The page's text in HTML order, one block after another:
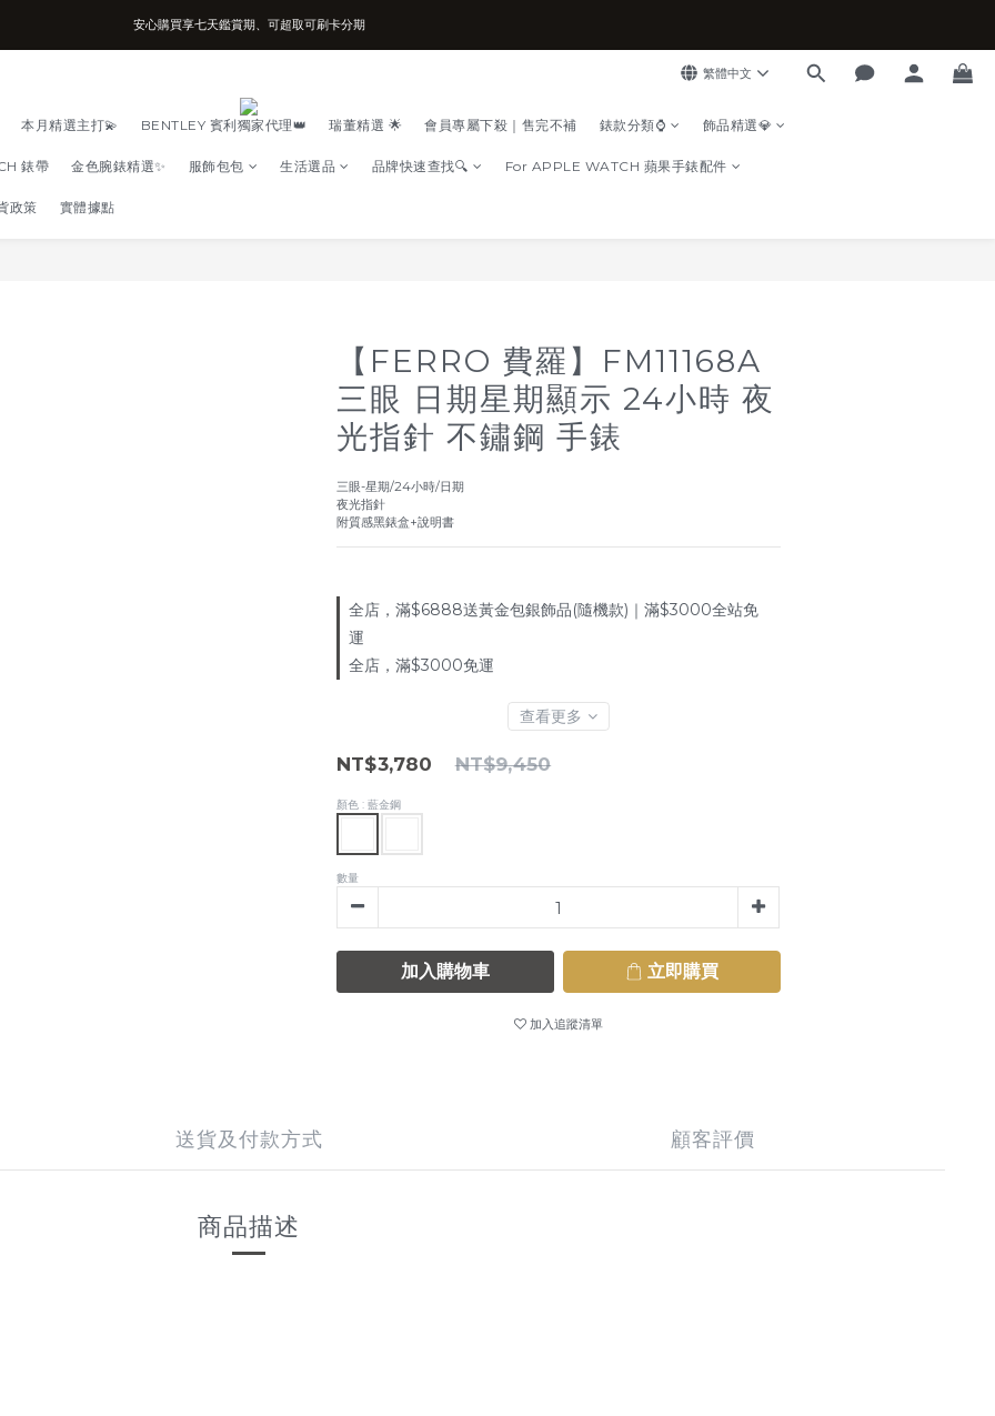
台南實體店面、兩年機芯保固、開立發票
安心購買享七天鑑賞期、可超取可刷卡分期
繁體中文
本月精選主打💫 BENTLEY 賓利獨家代理👑 瑞董精選 🌟 會員專屬下殺｜售完不補 錶款分類⌚ 飾品精選💎
錶帶 金色腕錶精選✨ 服飾包包 生活選品 品牌快速查找🔍 For APPLE WATCH 蘋果手錶配件
政策 實體據點
【FERRO 費羅】FM11168A
三眼 日期星期顯示 24小時 夜
光指針 不鏽鋼 手錶
三眼-星期/24小時/日期
夜光指針
附質感黑錶盒+說明書
全店，滿$6888送黃金包銀飾品(隨機款)｜滿$3000全站免
運
全店，滿$3000免運
查看更多
NT$3,780 NT$9,450
顏色 : 藍金鋼
數量
加入購物車 立即購買
加入追蹤清單
送貨及付款方式 顧客評價
商品描述